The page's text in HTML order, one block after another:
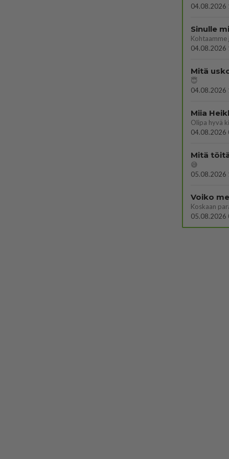
04.08.2026
Sinulle
Kohtaamme
04.08.2026
Mitä
😇
04.08.2026
Miia
04.08.2026
Mitä
😅
05.08.2026
Voiko
Koskaan
05.08.2026